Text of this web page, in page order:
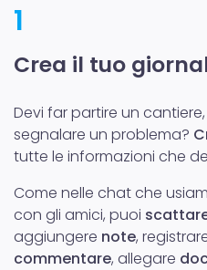
1
Crea il tuo
Devi far partire un
segnalare un problema?
tutte le informazioni che
Come nelle chat che
con gli amici, puoi
aggiungere note,
commentare, allegare